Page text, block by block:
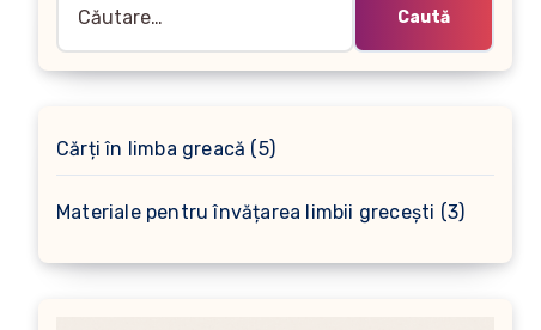
după:
Cărți în limba greacă 55
produse
Materiale pentru învățarea limbii grecești
33